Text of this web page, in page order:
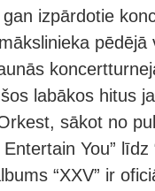
izpārdotie
pēdējā
labākos hitus
sākot no
You”
“XXV” ir